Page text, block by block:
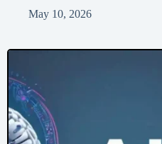
May 10, 2026